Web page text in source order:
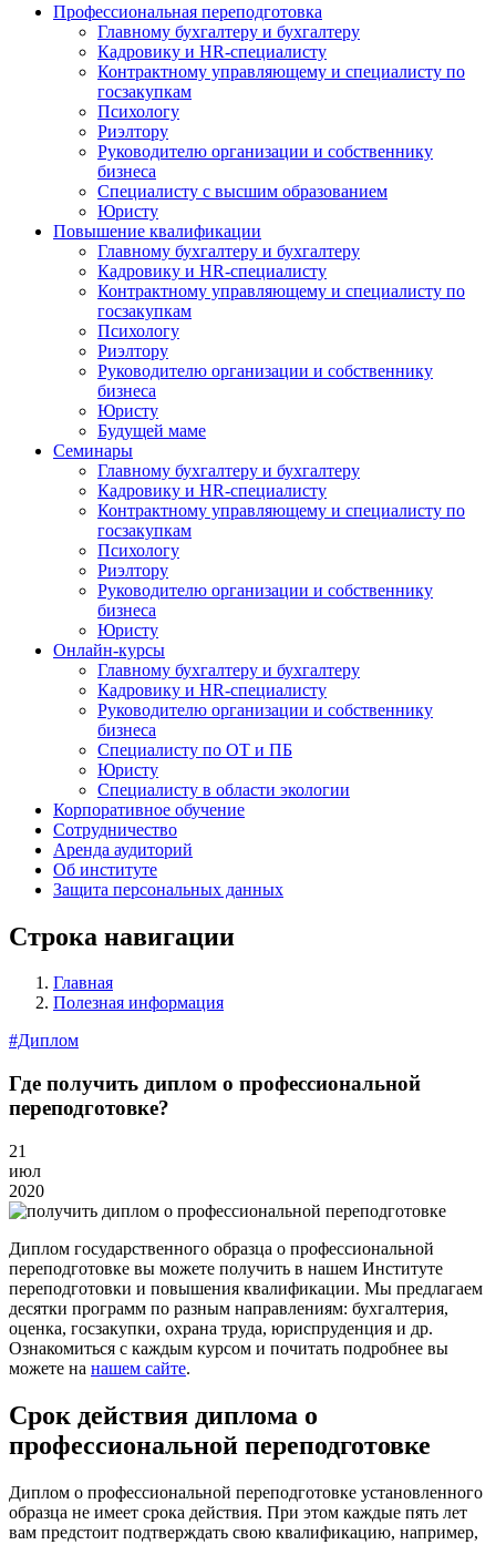
Профессиональная переподготовка
Главному бухгалтеру и бухгалтеру
Кадровику и HR-специалисту
Контрактному управляющему и специалисту по
госзакупкам
Психологу
Риэлтору
Руководителю организации и собственнику
бизнеса
Специалисту с высшим образованием
Юристу
Повышение квалификации
Главному бухгалтеру и бухгалтеру
Кадровику и HR-специалисту
Контрактному управляющему и специалисту по
госзакупкам
Психологу
Риэлтору
Руководителю организации и собственнику
бизнеса
Юристу
Будущей маме
Семинары
Главному бухгалтеру и бухгалтеру
Кадровику и HR-специалисту
Контрактному управляющему и специалисту по
госзакупкам
Психологу
Риэлтору
Руководителю организации и собственнику
бизнеса
Юристу
Онлайн-курсы
Главному бухгалтеру и бухгалтеру
Кадровику и HR-специалисту
Руководителю организации и собственнику
бизнеса
Специалисту по ОТ и ПБ
Юристу
Специалисту в области экологии
Корпоративное обучение
Сотрудничество
Аренда аудиторий
Об институте
Защита персональных данных
Строка навигации
Главная
Полезная информация
#Диплом
Где получить диплом о профессиональной
переподготовке?
21
июл
2020
Диплом государственного образца о профессиональной
переподготовке вы можете получить в нашем Институте
переподготовки и повышения квалификации. Мы предлагаем
десятки программ по разным направлениям: бухгалтерия,
оценка, госзакупки, охрана труда, юриспруденция и др.
Ознакомиться с каждым курсом и почитать подробнее вы
можете на нашем сайте.
Срок действия диплома о
профессиональной переподготовке
Диплом о профессиональной переподготовке установленного
образца не имеет срока действия. При этом каждые пять лет
вам предстоит подтверждать свою квалификацию, например,